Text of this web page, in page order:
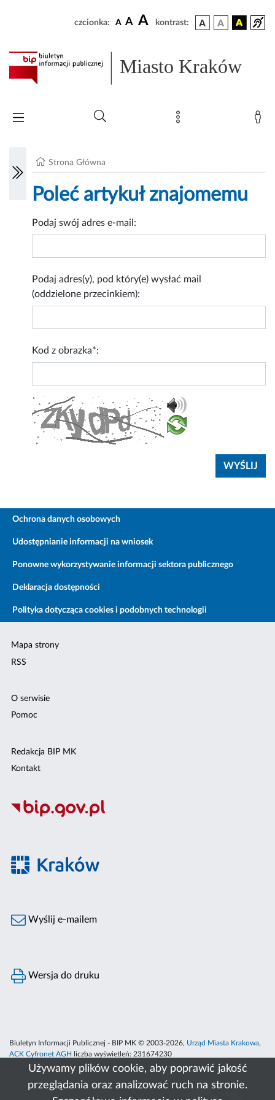
Używamy plików cookie, aby poprawić jakość
przeglądania oraz analizować ruch na stronie.
czcionka: A A A kontrast:
Miasto Kraków
Strona Główna
Poleć artykuł znajomemu
Podaj swój adres e-mail:
Podaj adres(y), pod który(e) wysłać mail
(oddzielone przecinkiem):
Kod z obrazka*:
Ochrona danych osobowych
Udostępnianie informacji na wniosek
Ponowne wykorzystywanie informacji sektora publicznego
Deklaracja dostępności
Polityka dotycząca cookies i podobnych technologii
Mapa strony
RSS
O serwisie
Pomoc
Redakcja BIP MK
Kontakt
Wyślij e-mailem
Wersja do druku
Biuletyn Informacji Publicznej - BIP MK © 2003-2026, Urząd Miasta Krakowa,
ACK Cyfronet AGH
liczba wyświetleń: 231674230